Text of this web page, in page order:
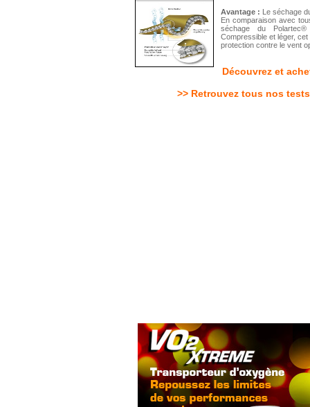
Avantage : Le séchage
En comparaison avec
séchage du Polartec®
Compressible et léger,
protection contre le vent
Découvrez et
>> Retrouvez tous nos